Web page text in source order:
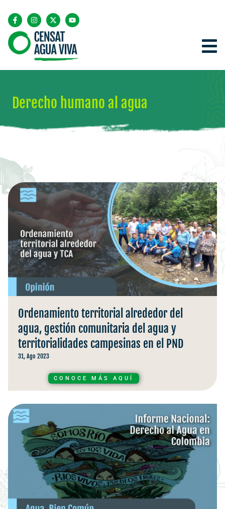
Derecho humano al agua
Ordenamiento territorial alrededor del
agua, gestión comunitaria del agua y
territorialidades campesinas en el PND
31, Ago 2023
CONOCE MÁS AQUÍ